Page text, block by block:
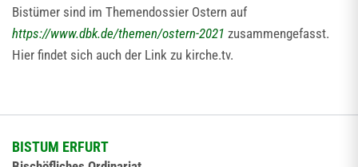
Bistümer sind im Themendossier Ostern auf
https://www.dbk.de/themen/ostern-2021 zusammengefasst.
Hier findet sich auch der Link zu kirche.tv.
BISTUM ERFURT